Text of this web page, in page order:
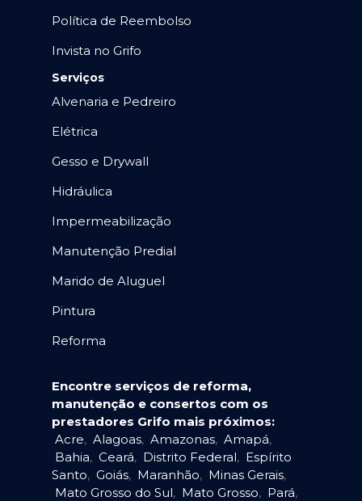
Política de Reembolso
Invista no Grifo
Serviços
Alvenaria e Pedreiro
Elétrica
Gesso e Drywall
Hidráulica
Impermeabilização
Manutenção Predial
Marido de Aluguel
Pintura
Reforma
Encontre serviços de reforma,
manutenção e consertos com os
prestadores Grifo mais próximos:
Acre, Alagoas, Amazonas, Amapá,
Bahia, Ceará, Distrito Federal, Espírito
Santo, Goiás, Maranhão, Minas Gerais,
Mato Grosso do Sul, Mato Grosso, Pará,